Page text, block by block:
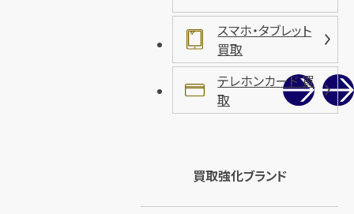
スマホ・タブレット
買取
テレホンカード 買
取
買取強化ブランド